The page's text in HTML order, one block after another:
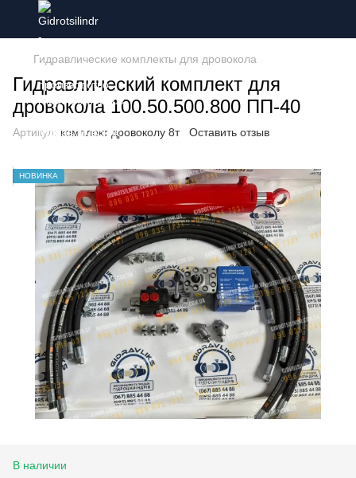
Гидравлические комплекты для дровокола
Гидравлический комплект для
дровокола 100.50.500.800 ПП-40
Артикул: комплект дровоколу 8т Оставить отзыв
НОВИНКА
В наличии